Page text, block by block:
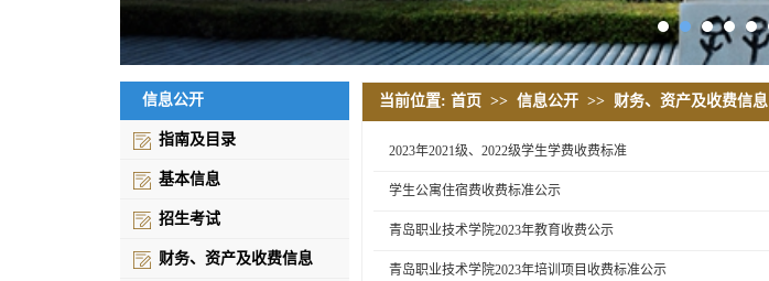
信息公开
指南及目录
基本信息
招生考试
财务、资产及收费信息
当前位置: 首页 >> 信息公开>> 财务、资产及收费信息
2023年2021级、2022级学生学费收费标准
学生公寓住宿费收费标准公示
青岛职业技术学院2023年教育收费公示
青岛职业技术学院2023年培训项目收费标准公示